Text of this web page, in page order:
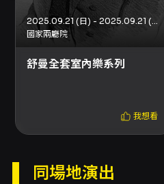
李宜錦／小提琴 I-
以兼具細膩及強烈感染
宜錦，2002年以新秀
17個樂季，累積了近千
換職場，於2019年9月
力。近年熱心推廣兒童音
2025.09.21 (日) - 2025.09.21 (日)
國家兩廳院
舒曼全套室內樂系列
我想看
同場地演出